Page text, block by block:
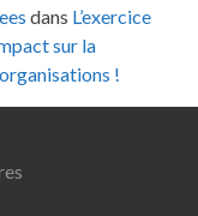
dans L’exercice
sur la
!